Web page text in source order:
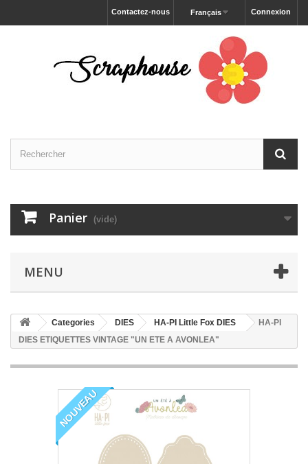
Connexion
Français
Contactez-nous
Panier (vide)
MENU
Categories DIES HA-PI Little Fox DIES
HA-PI
DIES ETIQUETTES VINTAGE "UN ETE A AVONLEA"
NOUVEAU